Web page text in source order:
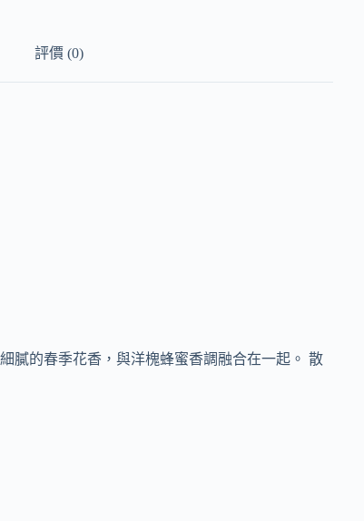
評價 (0)
膩的春季花香，與洋槐蜂蜜香調融合在一起。 散